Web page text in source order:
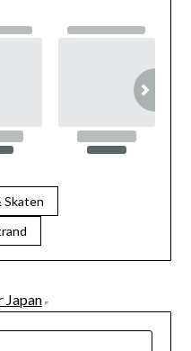
Skaten